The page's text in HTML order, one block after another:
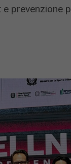
prevenzione